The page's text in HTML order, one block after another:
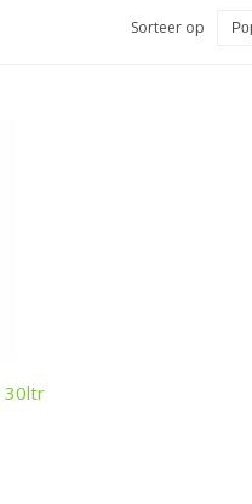
Sorteer op
30ltr